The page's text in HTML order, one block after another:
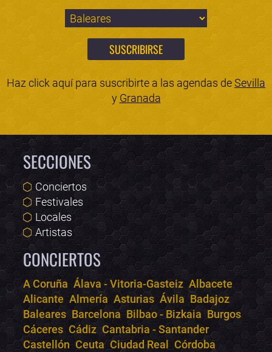
Haz click aquí para suscribirte a las agendas deSevilla
y Granada
SECCIONES
Conciertos
Festivales
Locales
Artistas
CONCIERTOS
A Coruña Álava - Vitoria-Gasteiz Albacete
Alicante Almería Asturias Ávila Badajoz
Baleares Barcelona Bilbao - Bizkaia Burgos
Cáceres Cádiz Cantabria - Santander
Castellón Ceuta Ciudad Real Córdoba
Bololoco · conciertos.club
Online · Te ayudo a encontrar conciertos